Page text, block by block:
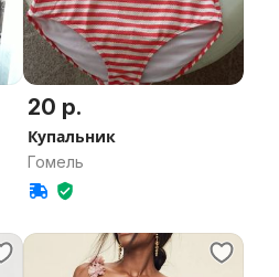
20 р.
Купальник
Гомель